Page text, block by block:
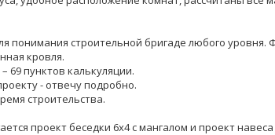
понимания строительной бригаде любого
кровля.
69 пунктов калькуляции.
- отвечу подробно.
строительства.
проект беседки 6х4 с мангалом и проект